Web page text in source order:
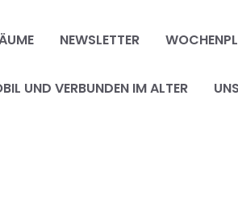
NEWSLETTER
UND VERBUNDEN IM ALTER